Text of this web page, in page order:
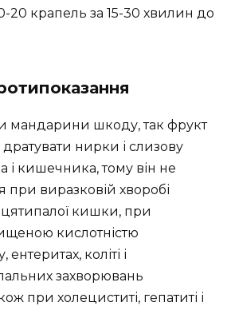
20 крапель за 15-30 хвилин до
мандарини шкоду, так фрукт
нирки і слизову
і кишечника, тому він не
виразковій хворобі
кишки, при
кислотністю
коліті і
захворювань
при холециститі, гепатиті і